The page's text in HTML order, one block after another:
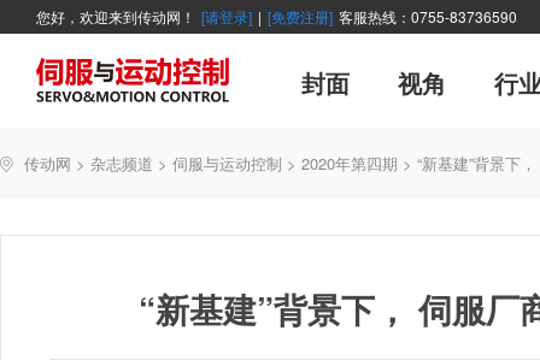
您好，欢迎来到传动网！ [请登录] | [免费注册] 客服热线：0755-83736590
封面 视角
产业活动
行
企业管理
智能制造
技术与应用
传动网 > 杂志频道 > 伺服与运动控制 > 2020年第四期 > “新基建”背景下
“新基建”背景下， 伺服厂